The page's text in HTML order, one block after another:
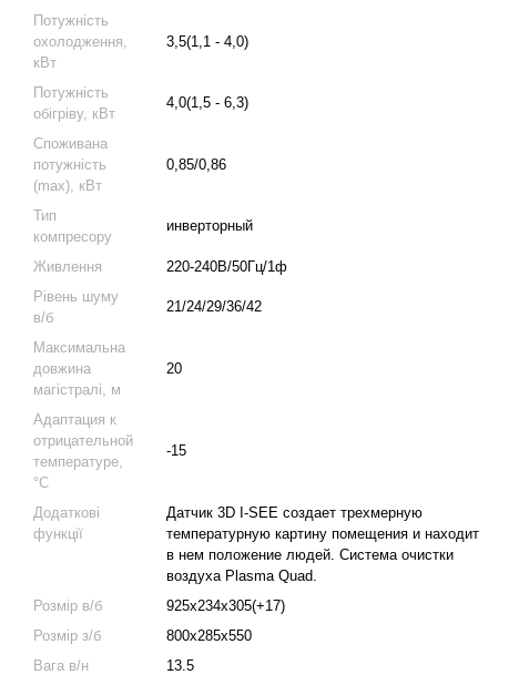
Потужність
охолодження,
кВт
3,5(1,1 - 4,0)
Потужність
обігріву, кВт
4,0(1,5 - 6,3)
Споживана
потужність
(max), кВт
0,85/0,86
Тип
компресору
инверторный
Живлення
220-240В/50Гц/1ф
Рівень шуму
в/б
21/24/29/36/42
Максимальна
довжина
магістралі, м
20
Адаптация к
отрицательной
температуре,
°C
-15
Додаткові
функції
Датчик 3D I-SEE создает трехмерную
температурную картину помещения и находит
в нем положение людей. Система очистки
воздуха Plasma Quad.
Розмір в/б
925х234х305(+17)
Розмір з/б
800x285x550
Вага в/н
13.5